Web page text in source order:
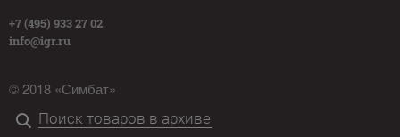
+7 (495) 933 27 02
info@igr.ru
© 2018 «Симбат»